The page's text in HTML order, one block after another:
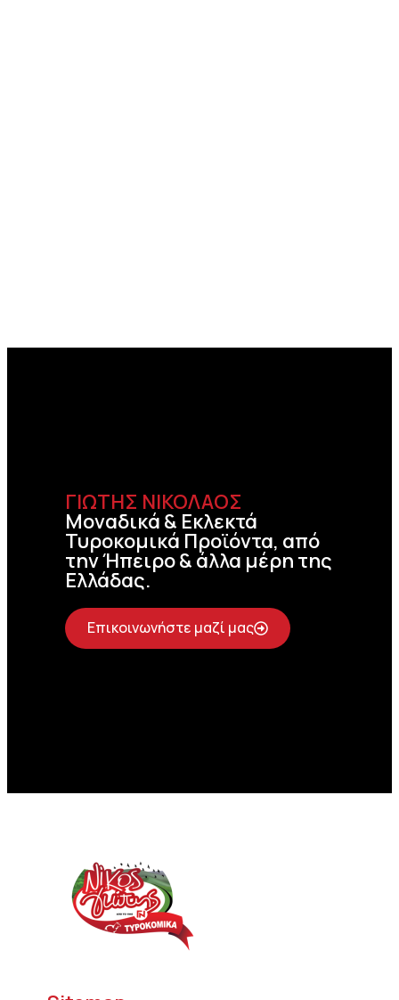
ΓΙΩΤΗΣ ΝΙΚΟΛΑΟΣ
Μοναδικά & Εκλεκτά
Τυροκομικά Προϊόντα, από
την Ήπειρο & άλλα μέρη της
Ελλάδας.
Επικοινωνήστε μαζί μας